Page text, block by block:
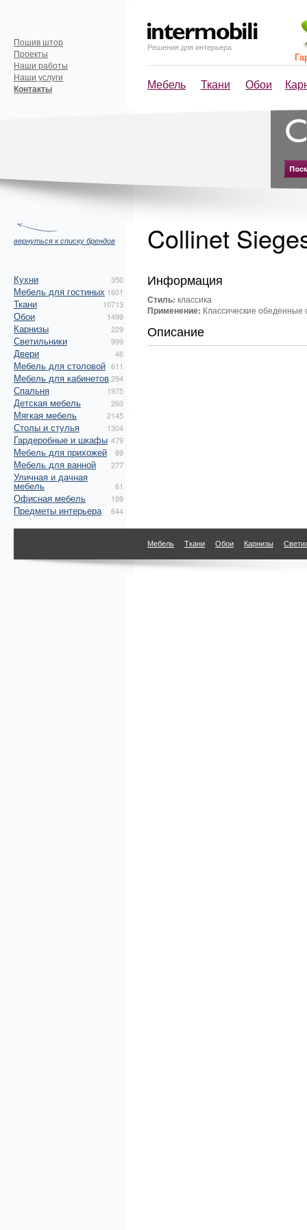
Решения для интерьера
Мебель Ткани Обои
Пошив штор
Проекты
Наши работы
Наши услуги
Контакты
вернуться к списку брендов
Кухни 350
Мебель для гостиных 1601
Ткани 10713
Обои 1499
Карнизы 229
Светильники 999
Двери 46
Мебель для столовой 611
Мебель для кабинетов294
Спальня 1975
Детская мебель 260
Мягкая мебель 2145
Столы и стулья 1304
Гардеробные и шкафы 479
Мебель для прихожей 89
Мебель для ванной 277
Уличная и дачная
мебель 61
Офисная мебель 199
Предметы интерьера 644
Collinet
Информация
Стиль: классика
Применение: Классические обеденные
Описание
Мебель Ткани Обои Карнизы